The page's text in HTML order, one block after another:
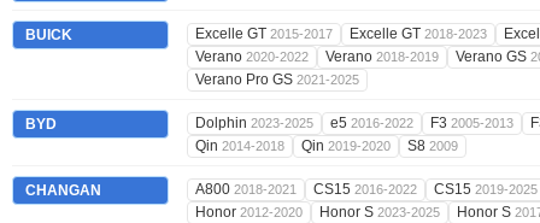
BUICK Excelle GT 2015-2017 Excelle GT 2018-2023
Verano 2020-2022 Verano 2018-2019 Verano GS
Verano Pro GS 2021-2025
BYD Dolphin 2023-2025 e5 2016-2022 F3 2005-2013
Qin 2014-2018 Qin 2019-2020 S8 2009
CHANGAN A800 2018-2021 CS15 2016-2022 CS15 2019-2025
Honor 2012-2020 Honor S 2023-2025 Honor S